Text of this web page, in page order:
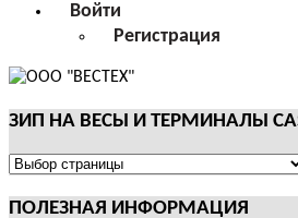
Войти
Регистрация
ЗИП НА ВЕСЫ И ТЕРМИНАЛЫ
ЗИП
ВЕСЫ
ПОЛЕЗНАЯ ИНФОРМАЦИЯ